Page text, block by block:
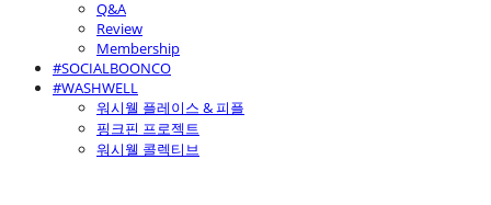
Q&A
Review
Membership
#SOCIALBOONCO
#WASHWELL
워시웰 플레이스 & 피플
핑크핀 프로젝트
워시웰 콜렉티브